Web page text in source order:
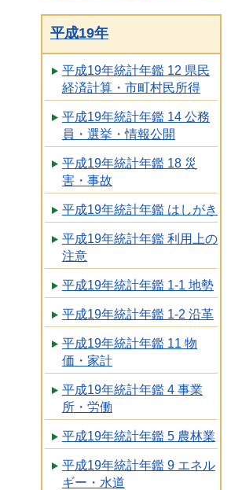
平成19年
平成19年統計年鑑 12 県民
経済計算・市町村民所得
平成19年統計年鑑 14 公務
員・選挙・情報公開
平成19年統計年鑑 18 災
害・事故
平成19年統計年鑑 はしがき
平成19年統計年鑑 利用上の
注意
平成19年統計年鑑 1-1 地勢
平成19年統計年鑑 1-2 沿革
平成19年統計年鑑 11 物
価・家計
平成19年統計年鑑 4 事業
所・労働
平成19年統計年鑑 5 農林業
平成19年統計年鑑 9 エネル
ギー・水道